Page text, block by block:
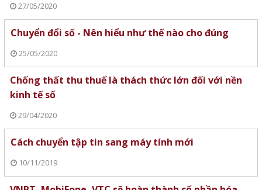
27/05/2020
Chuyển đổi số - Nên hiểu như thế nào cho đúng
25/05/2020
Chống thất thu thuế là thách thức lớn đối với nền
kinh tế số
29/04/2020
Cách chuyển tập tin sang máy tính mới
10/11/2019